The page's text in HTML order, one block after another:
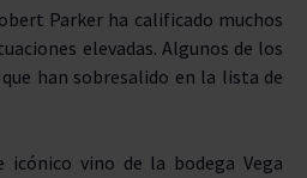
Parker ha calificado muchos
elevadas. Algunos de los
han sobresalido en la lista de
icónico vino de la bodega Vega